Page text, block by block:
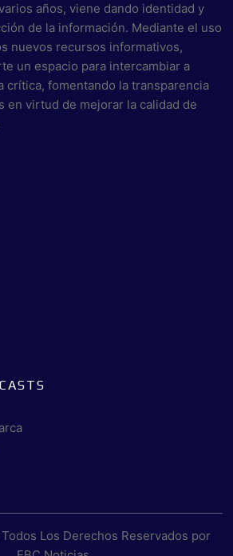
años, viene dando identidad y
de la información. Mediante el uso
nuevos recursos informativos,
un espacio para intercambiar a
crítica, fomentando la transparencia
en virtud de mejorar la calidad de
Los Derechos Reservados por